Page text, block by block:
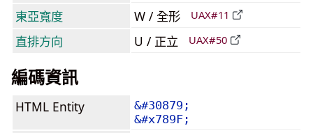
東亞寬度
W / 全形 UAX#11
直排方向 U / 正立 UAX#50
編碼資訊
HTML Entity
&#30879;
&#x789F;